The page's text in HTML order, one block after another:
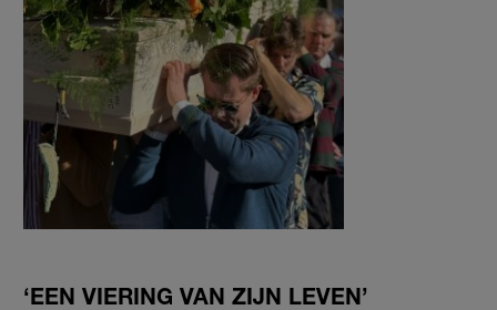
‘EEN VIERING VAN ZIJN LEVEN’